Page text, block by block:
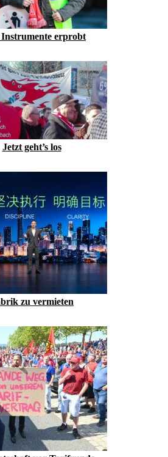
Instrumente erprobt
Jetzt geht’s los
zu vermieten